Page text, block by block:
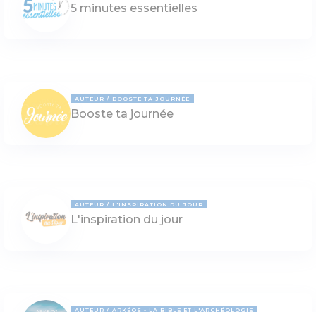
5 minutes essentielles
AUTEUR BOOSTE TA JOURNÉE
Booste ta journée
AUTEUR L'INSPIRATION DU JOUR
L'inspiration du jour
AUTEUR ARKÉOS - LA BIBLE ET L'ARCHÉOLOGIE